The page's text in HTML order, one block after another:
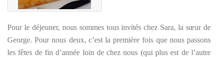
Pour le déjeuner, nous sommes tous invités chez Sara, la sœur de
George. Pour nous deux, c’est la première fois que nous passons
les fêtes de fin d’année loin de chez nous (qui plus est de l’autre